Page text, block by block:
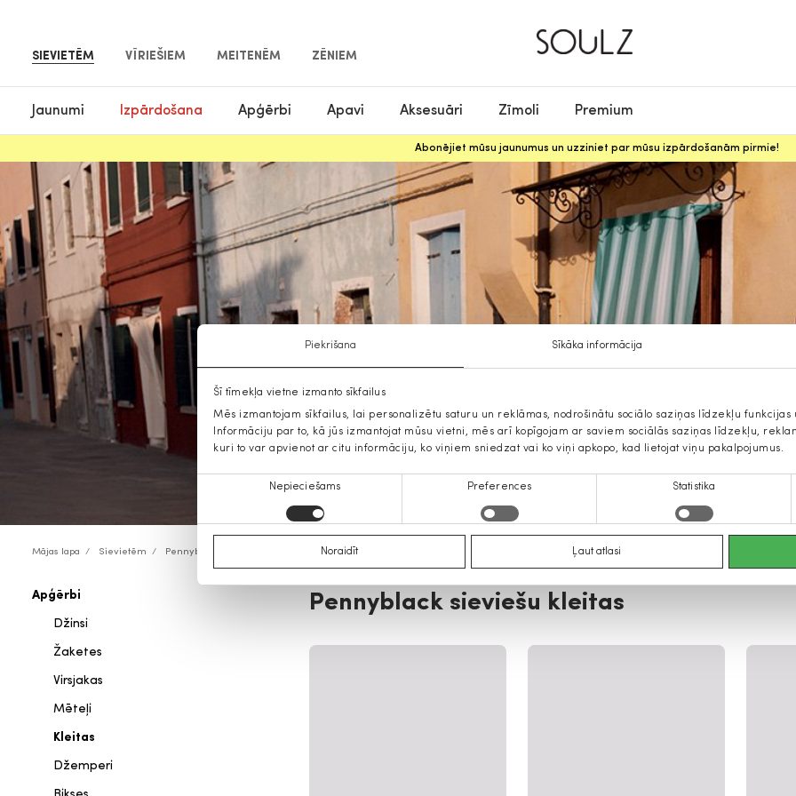
Piekrišana Sīkāka informācija
Šī tīmekļa vietne izmanto sīkfailus
Mēs izmantojam sīkfailus, lai personalizētu saturu un reklāmas, nodrošinātu sociālo saziņas līdzekļu funkcijas
Informāciju par to, kā jūs izmantojat mūsu vietni, mēs arī kopīgojam ar saviem sociālās saziņas līdzekļu,
kuri to var apvienot ar citu informāciju, ko viņiem sniedzat vai ko viņi apkopo, kad lietojat viņu pakalpojumus.
Nepieciešams Preferences Statistika
Noraidīt Ļaut atlasi
SIEVIETĒM VĪRIEŠIEM MEITENĒM ZĒNIEM
Jaunumi Izpārdošana Apģērbi Apavi Aksesuāri Zīmoli Premium
Abonējiet mūsu jaunumus un uzziniet par mūsu izpārdošanām pirmie!
Mājas lapa Sievietēm Pennyblack
Apģērbi
Džinsi
Žaketes
Virsjakas
Mēteļi
Kleitas
Džemperi
Pennyblack sieviešu kleitas